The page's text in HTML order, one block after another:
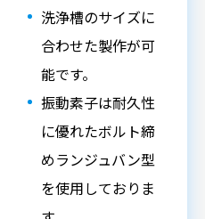
洗浄槽のサイズに
合わせた製作が可
能です。
振動素子は耐久性
に優れたボルト締
めランジュバン型
を使用しておりま